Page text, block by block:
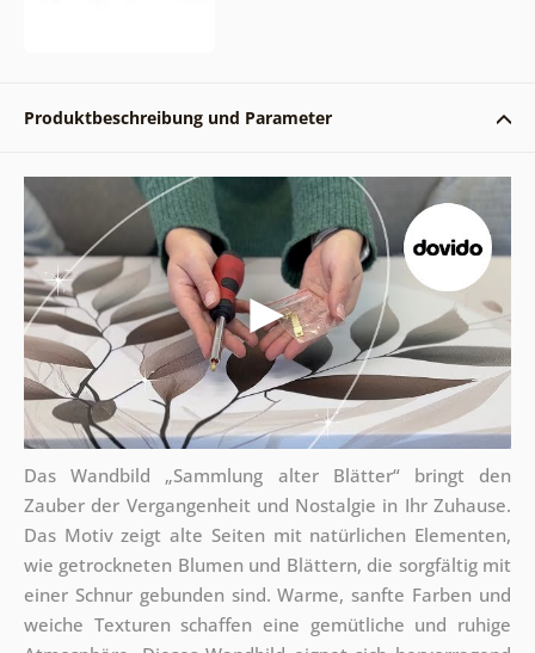
Produktbeschreibung und Parameter
Das Wandbild „Sammlung alter Blätter“ bringt den
Zauber der Vergangenheit und Nostalgie in Ihr Zuhause.
Das Motiv zeigt alte Seiten mit natürlichen Elementen,
wie getrockneten Blumen und Blättern, die sorgfältig mit
einer Schnur gebunden sind. Warme, sanfte Farben und
weiche Texturen schaffen eine gemütliche und ruhige